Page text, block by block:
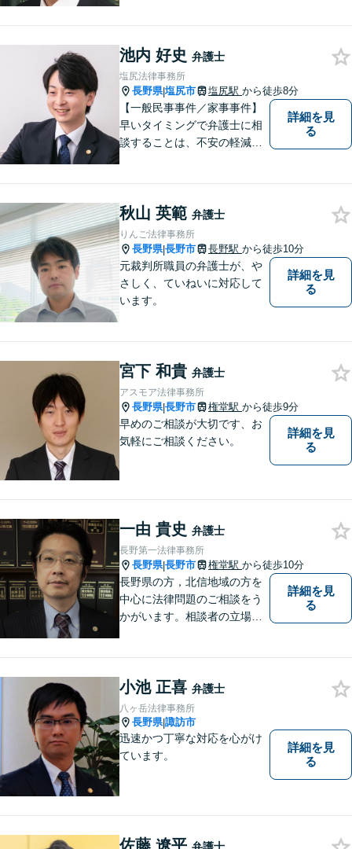
であることを心がけ、誠実
に、そして丁寧に対応してい
きます。
池内 好史 弁護士
塩尻法律事務所
長野県|塩尻市 塩尻駅 から徒歩8分
【一般民事事件／家事事件】
早いタイミングで弁護士に相
談することは、不安の軽減、
さい。
詳細を見
る
秋山 英範 弁護士
りんご法律事務所
長野県|長野市 長野駅 から徒歩10分
元裁判所職員の弁護士が、や
さしく、ていねいに対応して
います。
詳細を見
る
宮下 和貴 弁護士
アスモア法律事務所
長野県|長野市 権堂駅 から徒歩9分
早めのご相談が大切です、お
気軽にご相談ください。
詳細を見
る
一由 貴史 弁護士
長野第一法律事務所
長野県|長野市 権堂駅 から徒歩10分
長野県の方，北信地域の方を
中心に法律問題のご相談をう
かがいます。相談者の立場を
詳細を見
る
小池 正喜 弁護士
八ヶ岳法律事務所
長野県|諏訪市
迅速かつ丁寧な対応を心がけ
ています。
詳細を見
る
佐藤 遼平